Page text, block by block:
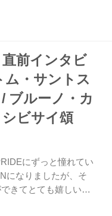
とにかくこの暑さな
くなりましたね。減
っても、熱中症にな
しいよね。暑いぶん
ありますけど。 ――精
五味 こんなにリラッ
すね。今日、明日、
てくるかもしれない
びのびと練習したこ
直前インタビ
ム・サントス
ブルーノ・カ
ビサイ頌
にずっと憧れてい
になりましたが、そ
きてとても嬉しいで